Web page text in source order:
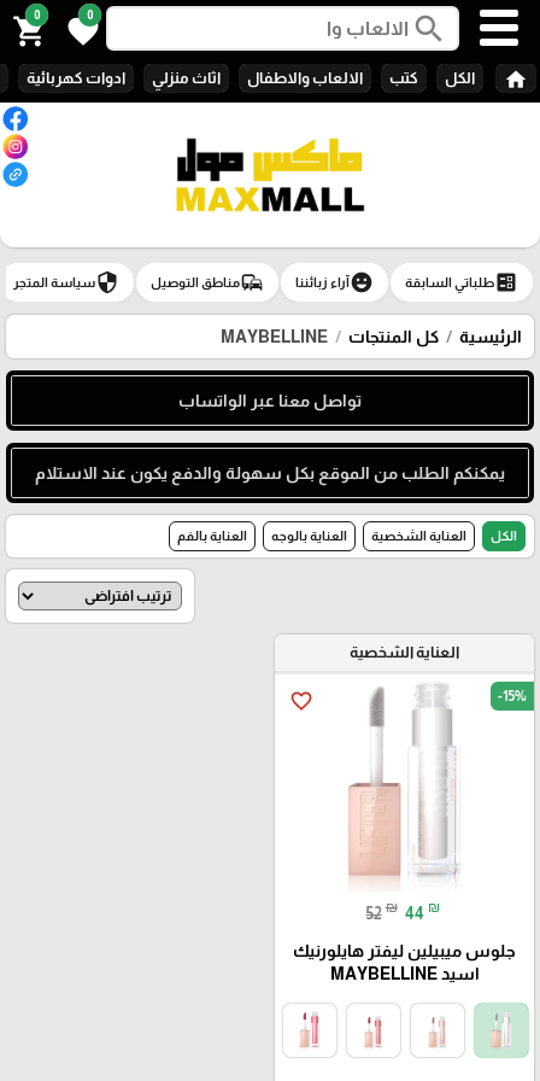
search
0
favorite
0
shopping_cart
home الكل كتب الالعاب والاطفال اثاث منزلي ادوات كهربائية
ballotطلباتي السابقة emoji_emotionsآراء زبائننا commuteمناطق التوصيل securityسياسة المتجر
الرئيسية كل المنتجات MAYBELLINE
تواصل معنا عبر الواتساب
يمكنكم الطلب من الموقع بكل سهولة والدفع يكون عند الاستلام
الكل العناية الشخصية العناية بالوجه العناية بالفم
العناية الشخصية
favorite_border -15%
52 ₪ 44 ₪
جلوس میبیلین لیفتر هايلورنيك
اسيد MAYBELLINE